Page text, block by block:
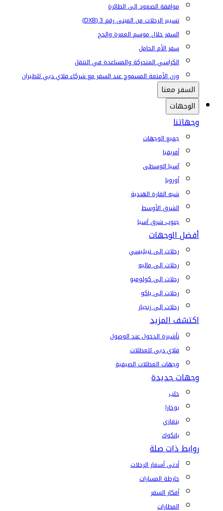
موافقة الصعود إلى الطائرة
تسيير الرحلات من المبنى رقم 3 (DXB)
السفر خلال موسم العمرة والحج
سفر الأم الحامل
الكراسي المتحركة والمساعدة في التنقل
وزن الأمتعة المسموح عند السفر مع شركاء فلاي دبي للطيران
السفر معنا
الوجهات
وجهاتنا
جميع الوجهات
أفريقيا
آسيا الوسطى
أوروبا
شبه القارة الهندية
الشرق الأوسط
جنوب شرق آسيا
أفضل الوجهات
رحلات إلى تبيليسي
رحلات إلى ماليه
رحلات إلى كولومبو
رحلات إلى باكو
رحلات إلى زنجبار
اكتشف المزيد
تأشيرة الدخول عند الوصول
فلاي دبي للعطلات
وجهات العطلات الصيفية
وجهات جديدة
حلب
بوخارا
بنغازي
بانكوك
روابط ذات صلة
أدنى أسعار الرحلات
خارطة المسارات
أفكار السفر
المطارات